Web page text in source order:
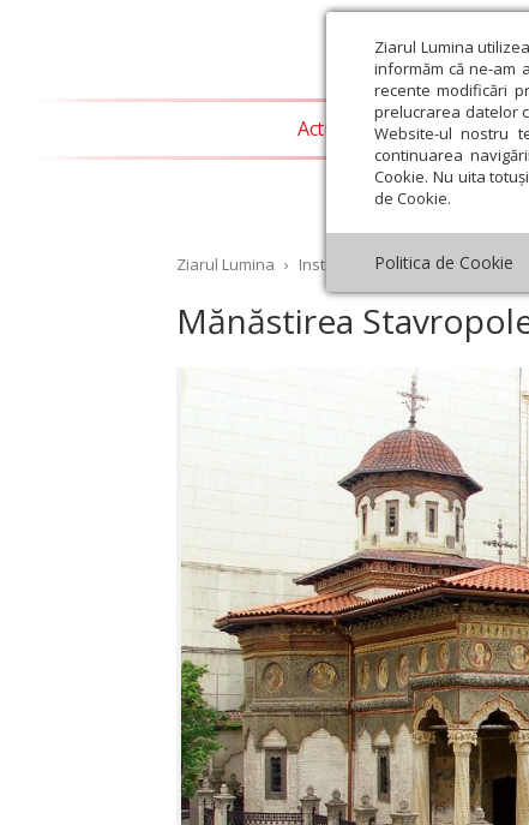
Ziarul Lumina
informăm că ne-am
recente modificări
prelucrarea datelor
Website-ul nostru
continuarea
Cookie. Nu uita
de Cookie.
Politica de Cookie
Actualitate religioasă
Ziarul Lumina › Instantaneu creștin ortodox ›
Mănăstirea
Decembrie